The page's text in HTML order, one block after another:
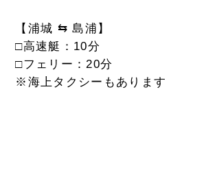
【浦城 ⇆ 島浦】
□高速艇：10分
□フェリー：20分
※海上タクシーもあります